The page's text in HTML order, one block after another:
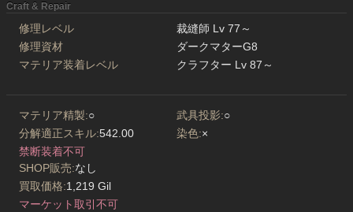
Craft & Repair
修理レベル
裁縫師 Lv 77～
修理資材
ダークマターG8
マテリア装着レベル
クラフター Lv 87～
マテリア精製:○ 武具投影:○
分解適正スキル:542.00 染色:×
禁断装着不可
SHOP販売:なし
買取価格:1,219 Gil
マーケット取引不可